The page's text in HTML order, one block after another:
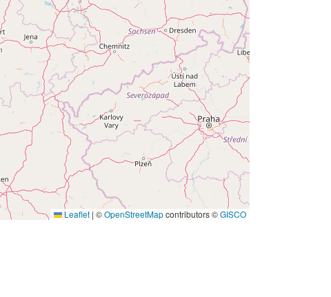
Leaflet | ©OpenStreetMapcontributors ©GISCO